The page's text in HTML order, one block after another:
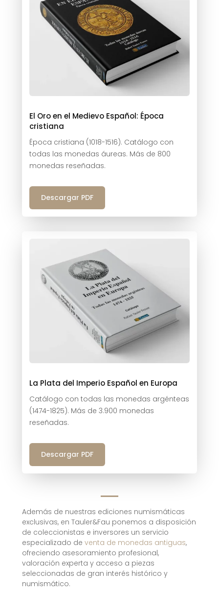
El Oro en el Medievo Español: Época
cristiana
Época cristiana (1018-1516). Catálogo con
todas las monedas áureas. Más de 800
monedas reseñadas.
Descargar PDF
La Plata del Imperio Español en Europa
Catálogo con todas las monedas argénteas
(1474-1825). Más de 3.900 monedas
reseñadas.
Descargar PDF
Además de nuestras ediciones numismáticas
exclusivas, en Tauler&Fau ponemos a disposición
de coleccionistas e inversores un servicio
especializado de venta de monedas antiguas,
ofreciendo asesoramiento profesional,
valoración experta y acceso a piezas
seleccionadas de gran interés histórico y
numismático.